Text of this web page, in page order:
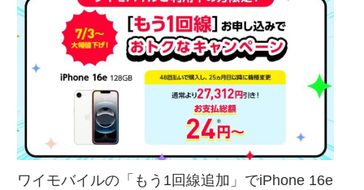
ワイモバイルの「もう1回線追加」でiPhone 16e